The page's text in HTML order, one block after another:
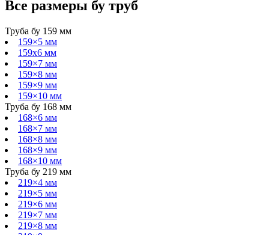
Все размеры бу труб
Труба бу 159 мм
159×5 мм
159х6 мм
159×7 мм
159×8 мм
159×9 мм
159×10 мм
Труба бу 168 мм
168×6 мм
168×7 мм
168×8 мм
168×9 мм
168×10 мм
Труба бу 219 мм
219×4 мм
219×5 мм
219×6 мм
219×7 мм
219×8 мм